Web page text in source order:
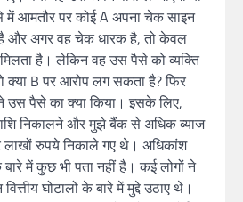
में आमतौर पर कोई A अपना चेक साइन
और अगर वह चेक धारक है, तो केवल
है। लेकिन वह उस पैसे को व्यक्ति
क्या B पर आरोप लग सकता है?फिर
उस पैसे का क्या किया। इसके लिए,
निकालने और मुझे बैंक से अधिक ब्याज
लाखों रुपये निकाले गए थे। अधिकांश
में कुछ भी पता नहीं है। कई लोगों ने
घोटालों के बारे में मुद्दे उठाए थे।